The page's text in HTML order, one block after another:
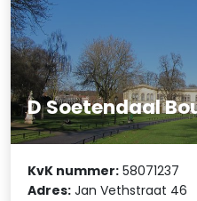
D Soetendaal
KvK nummer: 58071237
Adres: Jan Vethstraat 46